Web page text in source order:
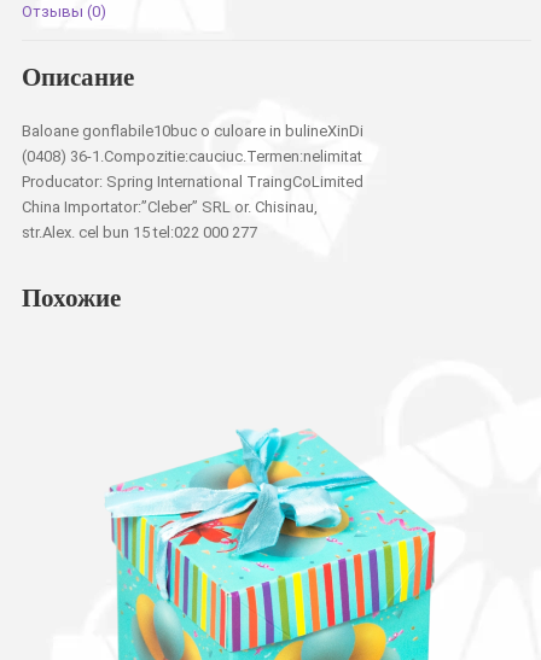
Отзывы (0)
Описание
Baloane gonflabile10buc o culoare in bulineXinDi
(0408) 36-1.Compozitie:cauciuc.Termen:nelimitat
Producator: Spring International TraingCoLimited
China Importator:”Cleber” SRL or. Chisinau,
str.Alex. cel bun 15 tel:022 000 277
Похожие